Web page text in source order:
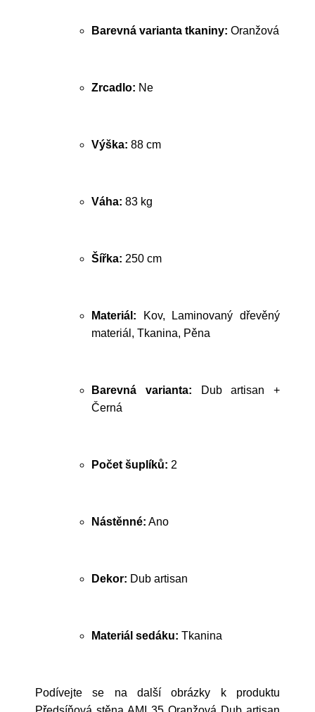
Barevná varianta tkaniny: Oranžová
Zrcadlo: Ne
Výška: 88 cm
Váha: 83 kg
Šířka: 250 cm
Materiál: Kov, Laminovaný dřevěný
materiál, Tkanina, Pěna
Barevná varianta: Dub artisan +
Černá
Počet šuplíků: 2
Nástěnné: Ano
Dekor: Dub artisan
Materiál sedáku: Tkanina
Podívejte se na další obrázky k produktu